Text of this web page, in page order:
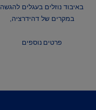
באיבוד נוזלים בעגלים להגשה
במקרים של דהידרציה,
פרטים נוספים